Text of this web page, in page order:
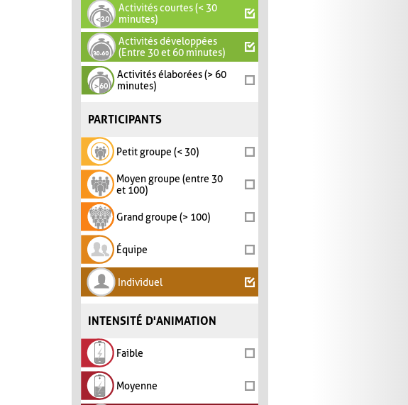
Activités courtes (< 30
minutes)
Activités développées
(Entre 30 et 60 minutes)
Activités élaborées (> 60
minutes)
PARTICIPANTS
Petit groupe (< 30)
Moyen groupe (entre 30
et 100)
Grand groupe (> 100)
Équipe
Individuel
INTENSITÉ D'ANIMATION
Faible
Moyenne